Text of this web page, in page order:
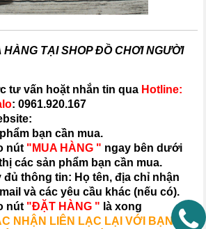
HÀNG TẠI SHOP ĐỒ CHƠI NGƯỜI
tư vấn hoặt nhắn tin qua Hotline:
:0961.920.167
bạn cần mua.
nút "MUA HÀNG " ngay bên dưới
các sản phẩm bạn cần mua.
thông tin: Họ tên, địa chỉ nhận
và các yêu cầu khác (nếu có).
nút "ĐẶT HÀNG " là xong
NHẬN LIÊN LẠC LẠI VỚI BẠN